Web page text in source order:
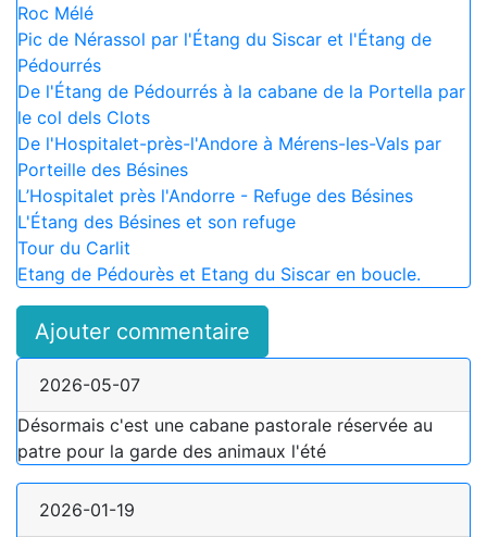
Roc Mélé
Pic de Nérassol par l'Étang du Siscar et l'Étang de
Pédourrés
De l'Étang de Pédourrés à la cabane de la Portella par
le col dels Clots
De l'Hospitalet-près-l'Andore à Mérens-les-Vals par
Porteille des Bésines
L’Hospitalet près l'Andorre - Refuge des Bésines
L'Étang des Bésines et son refuge
Tour du Carlit
Etang de Pédourès et Etang du Siscar en boucle.
Ajouter commentaire
2026-05-07
Désormais c'est une cabane pastorale réservée au
patre pour la garde des animaux l'été
2026-01-19